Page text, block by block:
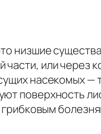
низшие
или через
насекомых —
поверхность